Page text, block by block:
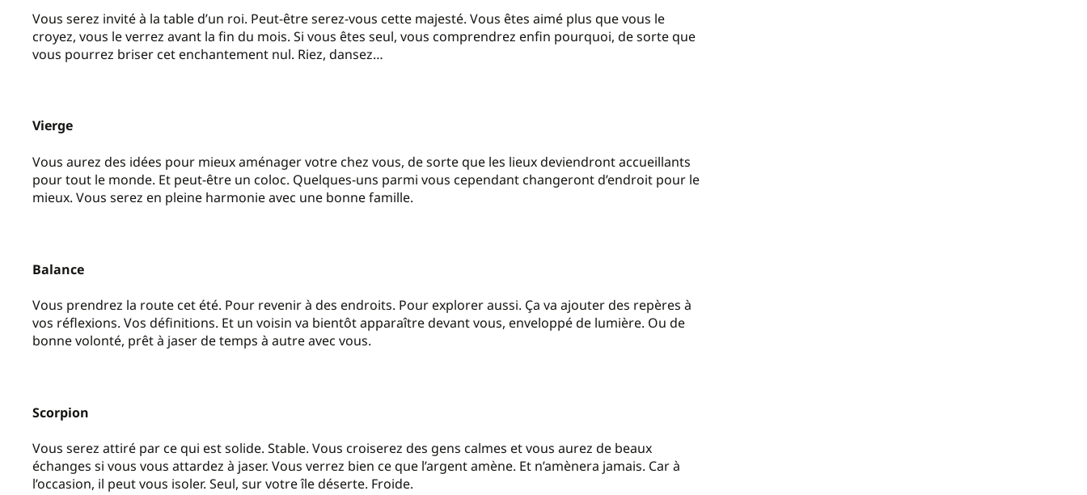
Vous serez invité à la table d’un roi. Peut-être serez-vous cette majesté. Vous êtes aimé plus que vous le
croyez, vous le verrez avant la fin du mois. Si vous êtes seul, vous comprendrez enfin pourquoi, de sorte que
vous pourrez briser cet enchantement nul. Riez, dansez…
Vierge
Vous aurez des idées pour mieux aménager votre chez vous, de sorte que les lieux deviendront accueillants
pour tout le monde. Et peut-être un coloc. Quelques-uns parmi vous cependant changeront d’endroit pour le
mieux. Vous serez en pleine harmonie avec une bonne famille.
Balance
Vous prendrez la route cet été. Pour revenir à des endroits. Pour explorer aussi. Ça va ajouter des repères à
vos réflexions. Vos définitions. Et un voisin va bientôt apparaître devant vous, enveloppé de lumière. Ou de
bonne volonté, prêt à jaser de temps à autre avec vous.
Scorpion
Vous serez attiré par ce qui est solide. Stable. Vous croiserez des gens calmes et vous aurez de beaux
échanges si vous vous attardez à jaser. Vous verrez bien ce que l’argent amène. Et n’amènera jamais. Car à
l’occasion, il peut vous isoler. Seul, sur votre île déserte. Froide.